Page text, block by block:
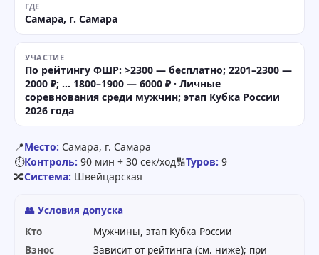
ГДЕ
Самара, г. Самара
УЧАСТИЕ
По рейтингу ФШР: >2300 — бесплатно; 2201–2300 —
2000 ₽; … 1800–1900 — 6000 ₽ · Личные
соревнования среди мужчин; этап Кубка России
2026 года
📍Место: Самара, г. Самара
⏱Контроль: 90 мин + 30 сек/ход🔢Туров: 9
🔀Система: Швейцарская
👥 Условия допуска
Кто
Мужчины, этап Кубка России
Взнос
Зависит от рейтинга (см. ниже); при